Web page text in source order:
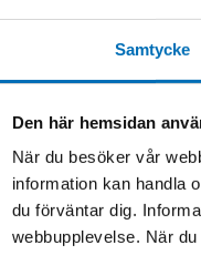
Samtycke
Den här hemsidan
När du besöker vår
information kan handla
du förväntar dig.
webbupplevelse. När